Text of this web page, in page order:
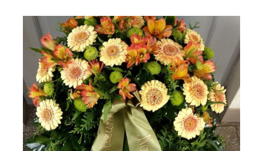
van.
A
változatok
a
termékoldalon
választhatók
ki